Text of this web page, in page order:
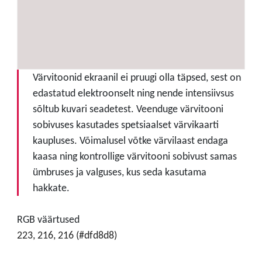
Värvitoonid ekraanil ei pruugi olla täpsed, sest on
edastatud elektroonselt ning nende intensiivsus
sõltub kuvari seadetest. Veenduge värvitooni
sobivuses kasutades spetsiaalset värvikaarti
kaupluses. Võimalusel võtke värvilaast endaga
kaasa ning kontrollige värvitooni sobivust samas
ümbruses ja valguses, kus seda kasutama
hakkate.
RGB väärtused
223, 216, 216 (#dfd8d8)